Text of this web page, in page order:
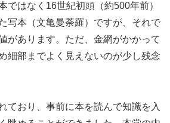
ではなく16世紀初頭（約500年前）
写本（文亀曼荼羅）ですが、それで
があります。ただ、金網がかかって
細部までよく見えないのが少し残念
ており、事前に本を読んで知識を入